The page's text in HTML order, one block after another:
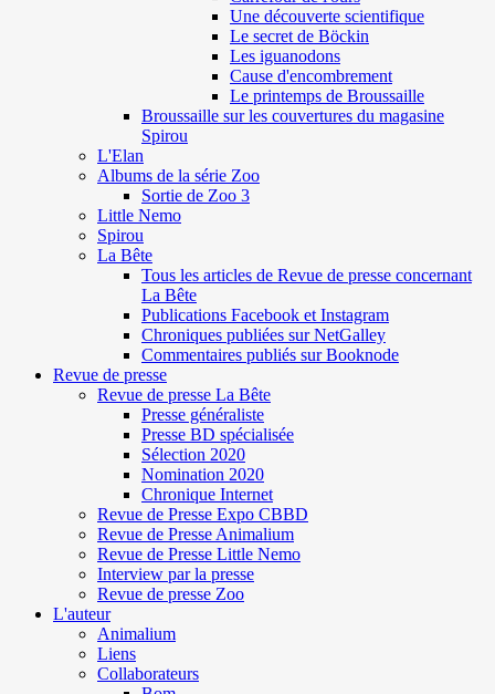
Une découverte scientifique
Le secret de Böckin
Les iguanodons
Cause d'encombrement
Le printemps de Broussaille
Broussaille sur les couvertures du magasine
Spirou
L'Elan
Albums de la série Zoo
Sortie de Zoo 3
Little Nemo
Spirou
La Bête
Tous les articles de Revue de presse concernant
La Bête
Publications Facebook et Instagram
Chroniques publiées sur NetGalley
Commentaires publiés sur Booknode
Revue de presse
Revue de presse La Bête
Presse généraliste
Presse BD spécialisée
Sélection 2020
Nomination 2020
Chronique Internet
Revue de Presse Expo CBBD
Revue de Presse Animalium
Revue de Presse Little Nemo
Interview par la presse
Revue de presse Zoo
L'auteur
Animalium
Liens
Collaborateurs